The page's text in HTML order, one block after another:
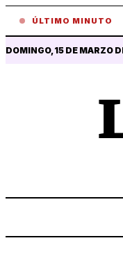
ÚLTIMO MINUTO
• Revelaciones
DOMINGO, 15 DE MARZO